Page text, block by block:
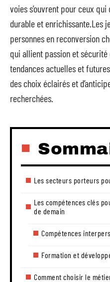
voies s’ouvrent pour ceux
durable et enrichissante.Les
personnes en reconversion
qui allient passion et sécurité
tendances actuelles et
des choix éclairés et
recherchées.
Les secteurs porteurs
Les compétences clés
de demain
Compétences
Formation et
Comment choisir le